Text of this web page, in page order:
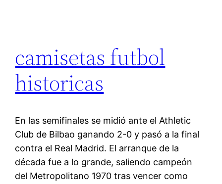
camisetas futbol
historicas
En las semifinales se midió ante el Athletic
Club de Bilbao ganando 2-0 y pasó a la final
contra el Real Madrid. El arranque de la
década fue a lo grande, saliendo campeón
del Metropolitano 1970 tras vencer como